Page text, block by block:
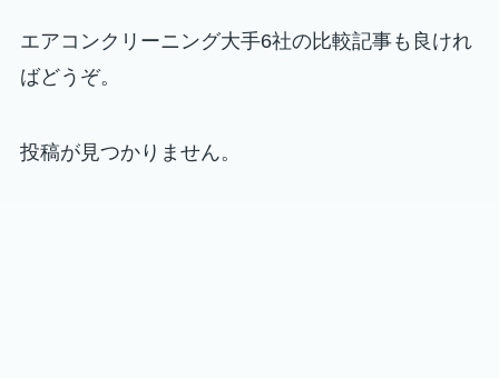
エアコンクリーニング大手6社の比較記事も良けれ
ばどうぞ。
投稿が見つかりません。